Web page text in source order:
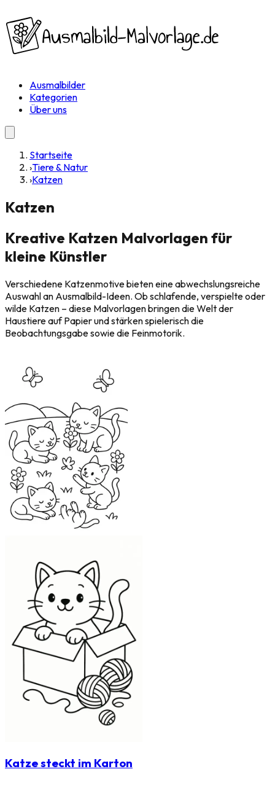
Ausmalbilder
Kategorien
Über uns
Startseite
›Tiere & Natur
›Katzen
Katzen
Kreative Katzen Malvorlagen für
kleine Künstler
Verschiedene Katzenmotive bieten eine abwechslungsreiche
Auswahl an Ausmalbild-Ideen. Ob schlafende, verspielte oder
wilde Katzen – diese Malvorlagen bringen die Welt der
Haustiere auf Papier und stärken spielerisch die
Beobachtungsgabe sowie die Feinmotorik.
Katze steckt im Karton